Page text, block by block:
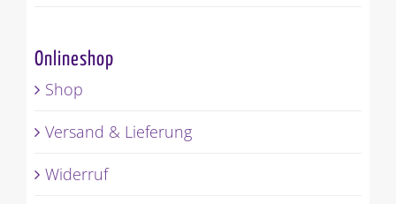
Onlineshop
Shop
Versand & Lieferung
Widerruf